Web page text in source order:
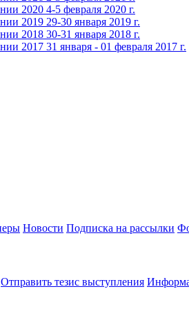
2020 4-5 февраля 2020 г.
2019 29-30 января 2019 г.
2018 30-31 января 2018 г.
2017 31 января - 01 февраля 2017 г.
Новости Подписка на рассылки
Отправить тезис выступления